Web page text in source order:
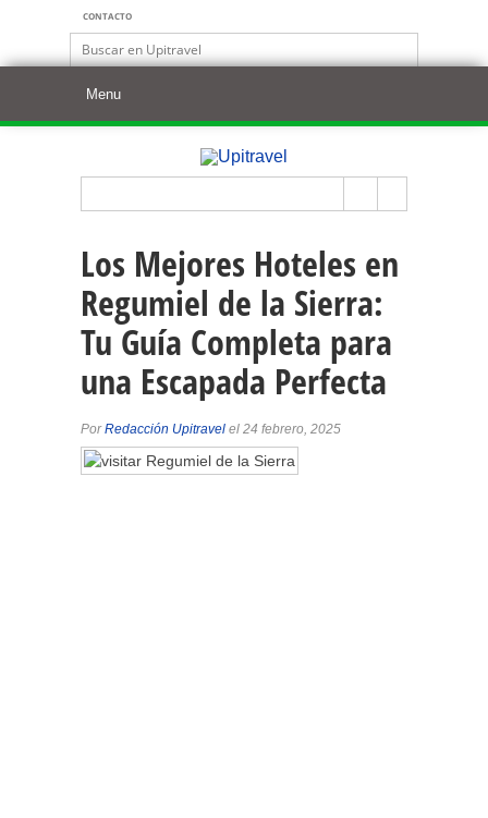
CONTACTO
Los Mejores Hoteles en
Regumiel de la Sierra:
Tu Guía Completa para
una Escapada Perfecta
PorRedacción Upitravel el 24 febrero, 2025